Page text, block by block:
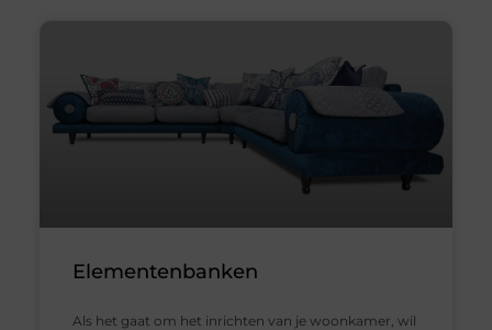
Elementenbanken
Als het gaat om het inrichten van je woonkamer, wil